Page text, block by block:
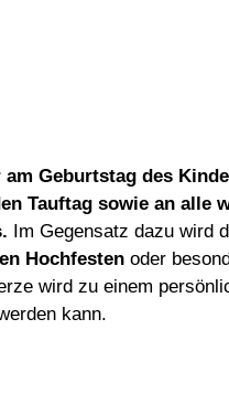
Geburtstag des
Tauftag sowie an alle
Im Gegensatz dazu wird
Hochfesten oder
wird zu einem
kann.